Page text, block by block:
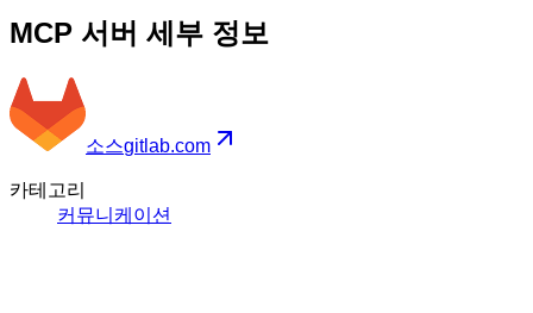
MCP 서버 세부 정보
소스gitlab.com
카테고리
커뮤니케이션